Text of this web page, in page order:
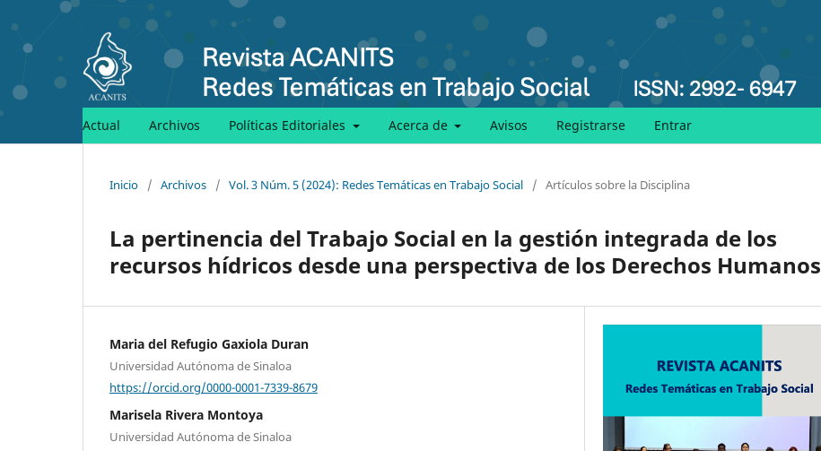
Actual Archivos Políticas Editoriales Acerca de Avisos Registrarse Entrar
Inicio / Archivos / Vol. 3 Núm. 5 (2024): Redes Temáticas en Trabajo Social / Artículos sobre la Disciplina
La pertinencia del Trabajo Social en la gestión integrada de los
recursos hídricos desde una perspectiva de los Derechos Humanos
Maria del Refugio Gaxiola Duran
Universidad Autónoma de Sinaloa
https://orcid.org/0000-0001-7339-8679
Marisela Rivera Montoya
Universidad Autónoma de Sinaloa